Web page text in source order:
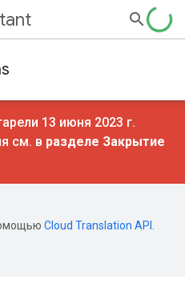
13 июня 2023 г.
см. в разделе Закрытие
Cloud Translation API